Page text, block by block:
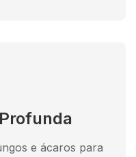
e ácaros para